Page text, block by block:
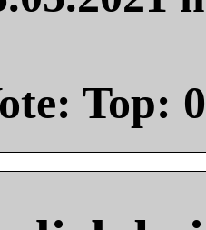
Top: 0